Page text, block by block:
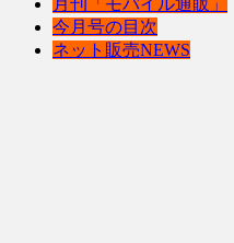
月刊「モバイル通販」
今月号の目次
ネット販売NEWS